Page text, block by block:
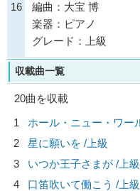
16
編曲：大宝 博
楽器：ピアノ
グレード：上級
収載曲一覧
20曲を収載
1
ホール・ニュー・ワー
2
星に願いを /上級
3
いつか王子さまが /上級
4
口笛吹いて働こう /上級